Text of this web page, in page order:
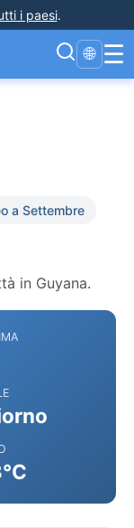
i paesi.
🌐 ☰
a Settembre
in Guyana.